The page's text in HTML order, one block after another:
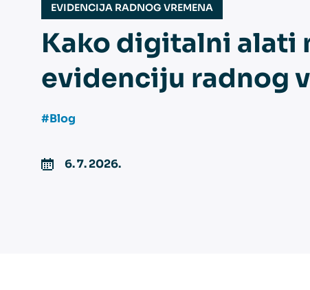
Obrtnici
Udruge
Popis
EVIDENCIJA RADNOG VREMENA
Kako digitalni alati
evidenciju radnog
#Blog
6. 7. 2026.